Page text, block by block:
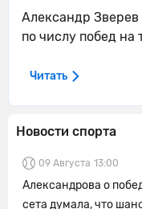
Новости спорта
09 Августа 13:00
Александрова о
сета думала, что
Александр
по числу побед на
Читать